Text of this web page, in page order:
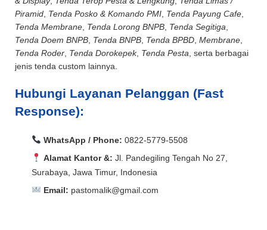
Piramid Tenda Posko & Komando PMI Tenda Payung Cafe
Tenda Membrane Tenda Lorong BNPB Tenda Segitiga
Tenda Doem BNPB Tenda BNPB Tenda BPBD Membrane
Tenda Roder Tenda Dorokepek, Tenda Pesta , serta berbagai
jenis tenda custom lainnya.
Hubungi Layanan Pelanggan (Fast
Response):
WhatsApp / Phone: 0822-5779-5508
Alamat Kantor &: Jl. Pandegiling Tengah No 27,
Surabaya, Jawa Timur, Indonesia
Email: pastomalik@gmail.com